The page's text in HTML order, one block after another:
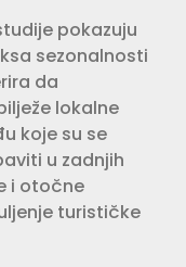
pokazuju
sezonalnosti
da
lokalne
koje su se
u zadnjih
i otočne
turističke